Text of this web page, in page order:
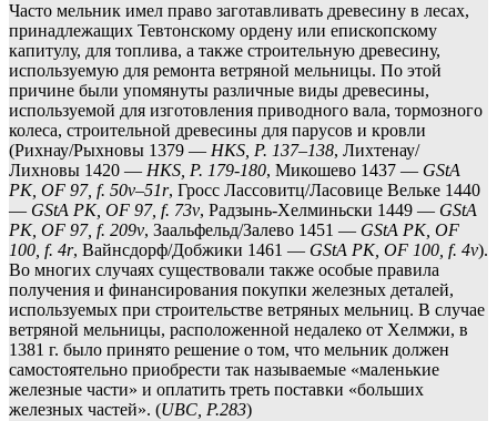
Часто мельник имел право заготавливать древесину в лесах,
принадлежащих Тевтонскому ордену или епископскому
капитулу, для топлива, а также строительную древесину,
используемую для ремонта ветряной мельницы. По этой
причине были упомянуты различные виды древесины,
используемой для изготовления приводного вала, тормозного
колеса, строительной древесины для парусов и кровли
(Рихнау/Рыхновы 1379 — HKS, P. 137–138, Лихтенау/
Лихновы 1420 — HKS, P. 179-180, Микошево 1437 — GStA
PK, OF 97, f. 50v–51r, Гросс Лассовитц/Ласовице Вельке 1440
— GStA PK, OF 97, f. 73v, Радзынь-Хелминьски 1449 — GStA
PK, OF 97, f. 209v, Заальфельд/Залево 1451 — GStA PK, OF
100, f. 4r, Вайнсдорф/Добжики 1461 — GStA PK, OF 100, f. 4v).
Во многих случаях существовали также особые правила
получения и финансирования покупки железных деталей,
используемых при строительстве ветряных мельниц. В случае
ветряной мельницы, расположенной недалеко от Хелмжи, в
1381 г. было принято решение о том, что мельник должен
самостоятельно приобрести так называемые «маленькие
железные части» и оплатить треть поставки «больших
железных частей». (UBC, P.283)